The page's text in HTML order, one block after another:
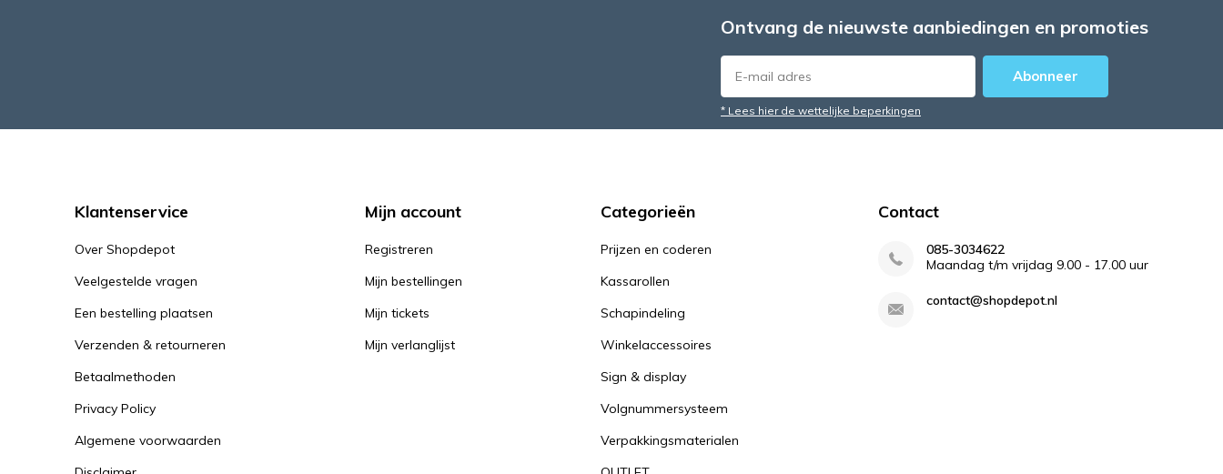
Ontvang de nieuwste aanbiedingen en promoties
Abonneer
* Lees hier de wettelijke beperkingen
Klantenservice
Over Shopdepot
Veelgestelde vragen
Een bestelling plaatsen
Verzenden & retourneren
Betaalmethoden
Privacy Policy
Algemene voorwaarden
Mijn account
Registreren
Mijn bestellingen
Mijn tickets
Mijn verlanglijst
Categorieën
Prijzen en coderen
Kassarollen
Schapindeling
Winkelaccessoires
Sign & display
Volgnummersysteem
Verpakkingsmaterialen
Contact
085-3034622
Maandag t/m vrijdag 9.00 - 17.00 uur
contact@shopdepot.nl